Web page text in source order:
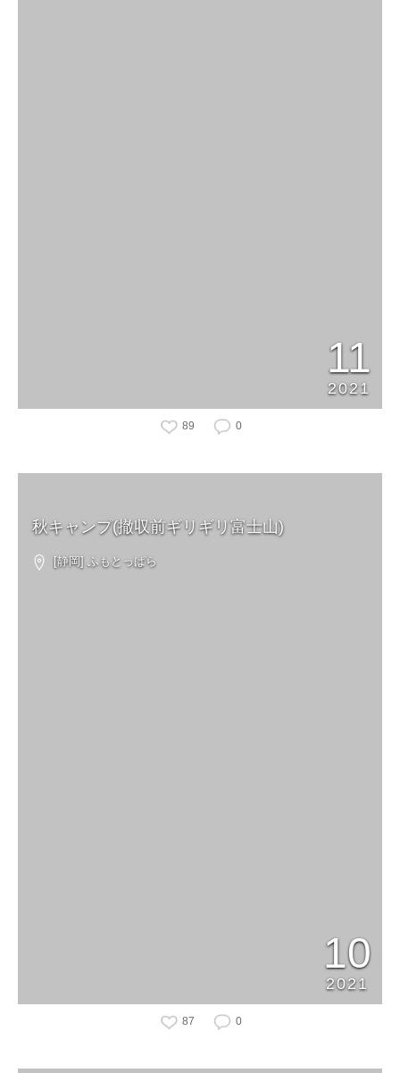
11
2021
89 0
秋キャンプ(撤収前ギリギリ富士山)
[静岡] ふもとっぱら
10
2021
87 0